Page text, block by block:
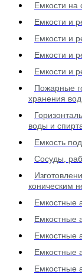
Емкости на
Емкости и
Емкости и
Емкости и
Емкости и
Пожарные
хранения
воды и
Емкость
Сосуды,
коническим
Емкостные
Емкостные
Емкостные
Емкостные
Емкостные